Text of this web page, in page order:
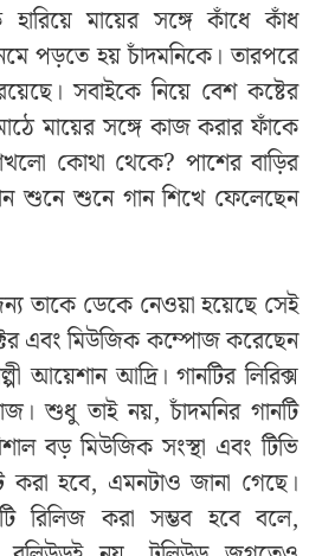
মায়ের সঙ্গে কাঁধে কাঁধ
পড়তে হয় চাঁদমনিকে। তারপরে
সবাইকে নিয়ে বেশ কষ্টের
মায়ের সঙ্গে কাজ করার ফাঁকে
কোথা থেকে? পাশের বাড়ির
শুনে শুনে গান শিখে ফেলেছেন
তাকে ডেকে নেওয়া হয়েছে সেই
এবং মিউজিক কম্পোজ করেছেন
আয়েশান আদ্রি। গানটির লিরিক্স
শুধু তাই নয়, চাঁদমনির গানটি
বড় মিউজিক সংস্থা এবং টিভি
করা হবে, এমনটাও জানা গেছে।
রিলিজ করা সম্ভব হবে বলে,